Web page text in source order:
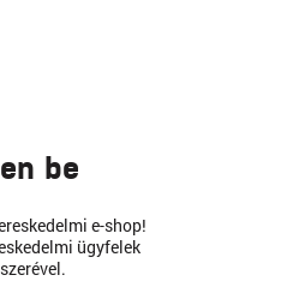
be
e-shop!
ügyfelek